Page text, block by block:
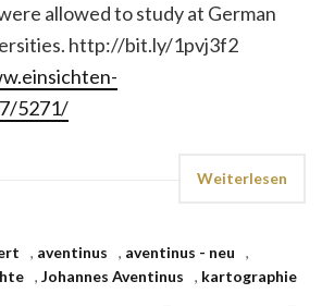
allowed to study at German
http://bit.ly/1pvj3f2
5271/
Weiterlesen
, aventinus , aventinus - neu
,
, Johannes Aventinus , kartographie